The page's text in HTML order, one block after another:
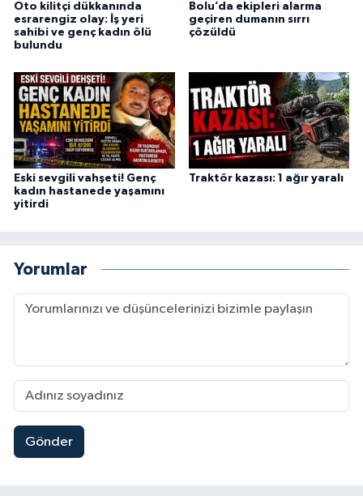
Oto kilitçi dükkanında
esrarengiz olay: İş yeri
sahibi ve genç kadın ölü
bulundu
Bolu’da ekipleri alarma
geçiren dumanın sırrı
çözüldü
Eski sevgili vahşeti! Genç
kadın hastanede yaşamını
yitirdi
Traktör kazası: 1 ağır yaralı
Yorumlar
Gönder